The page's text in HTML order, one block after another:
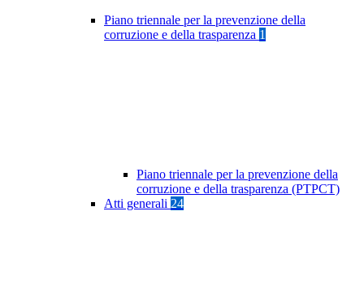
Piano triennale per la prevenzione della
corruzione e della trasparenza 1
Piano triennale per la prevenzione della
corruzione e della trasparenza (PTPCT)
Atti generali 24